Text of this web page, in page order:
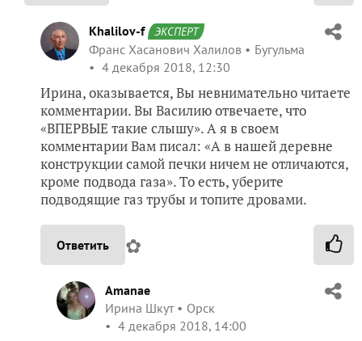
Khalilov-f ЭКСПЕРТ
Франс Хасанович Халилов
Бугульма
4 декабря 2018, 12:30
Ирина, оказывается, Вы невнимательно читаете
комментарии. Вы Василию отвечаете, что
«ВПЕРВЫЕ такие слышу». А я в своем
комментарии Вам писал: «А в нашей деревне
конструкции самой печки ничем не отличаются,
кроме подвода газа». То есть, уберите
подводящие газ трубы и топите дровами.
Ответить ✿
Amanae
Ирина Шкут
Орск
4 декабря 2018, 14:00